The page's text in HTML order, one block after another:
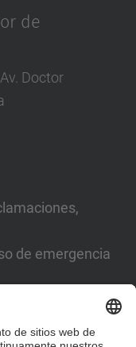
de
Doctor